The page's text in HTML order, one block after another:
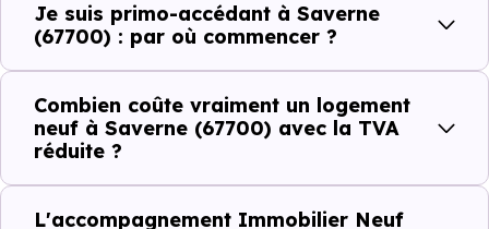
Prix HT du
logement
Économie réalisée grâce à la
TVA à 5,5 %
150 000 € ~ 21 750 €
Je suis primo-accédant à Saverne
(67700) : par où commencer ?
Combien coûte vraiment un logement
neuf à Saverne (67700) avec la TVA
réduite ?
L'accompagnement Immobilier Neuf